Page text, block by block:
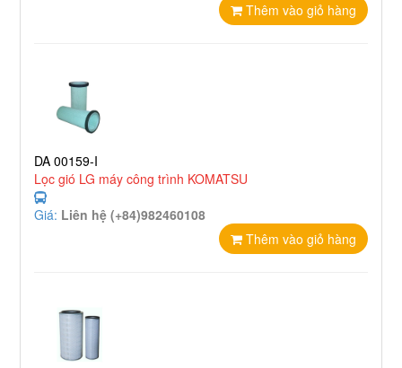
Thêm vào giỏ hàng
DA 00159-I
Lọc gió LG máy công trình KOMATSU
Giá: Liên hệ (+84)982460108
Thêm vào giỏ hàng